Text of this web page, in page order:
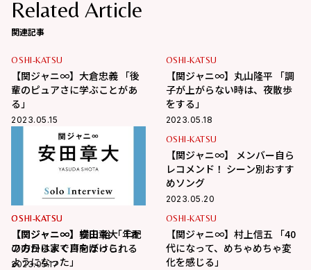
Related Article
関連記事
OSHI-KATSU
【関ジャニ∞】大倉忠義 「後
輩のピュアさに学ぶことがあ
る」
2023.05.15
OSHI-KATSU
【関ジャニ∞】丸山隆平 「調
子が上がらない時は、夜散歩
をする」
2023.05.18
OSHI-KATSU
【関ジャニ∞】安田章大 「オ
フの日は家で日向ぼっこ」
2023.05.17
OSHI-KATSU
【関ジャニ∞】 メンバー自ら
レコメンド！ シーン別おすす
めソング
2023.05.20
OSHI-KATSU
【関ジャニ∞】横山 裕 「年配
の方からよく声をかけられる
ようになった」
OSHI-KATSU
【関ジャニ∞】村上信五 「40
代になって、めちゃめちゃ変
化を感じる」